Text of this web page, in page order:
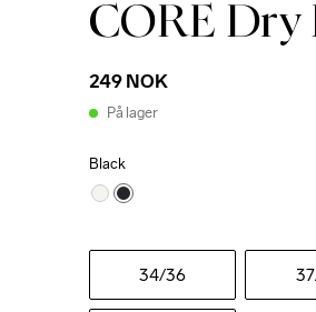
CORE Dry
249 NOK
På lager
Black
34/36 37